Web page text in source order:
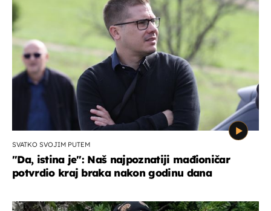
SVATKO SVOJIM PUTEM
"Da, istina je": Naš najpoznatiji mađioničar
potvrdio kraj braka nakon godinu dana